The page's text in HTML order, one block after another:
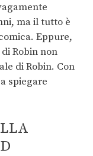
ma il tutto è
Eppure,
Robin non
di Robin. Con
spiegare